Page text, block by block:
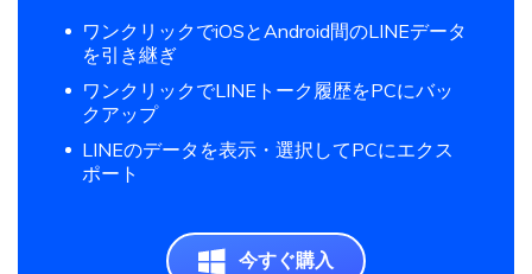
ワンクリックでiOSとAndroid間のLINEデータ
を引き継ぎ
ワンクリックでLINEトーク履歴をPCにバッ
クアップ
LINEのデータを表示・選択してPCにエクス
ポート
今すぐ購入